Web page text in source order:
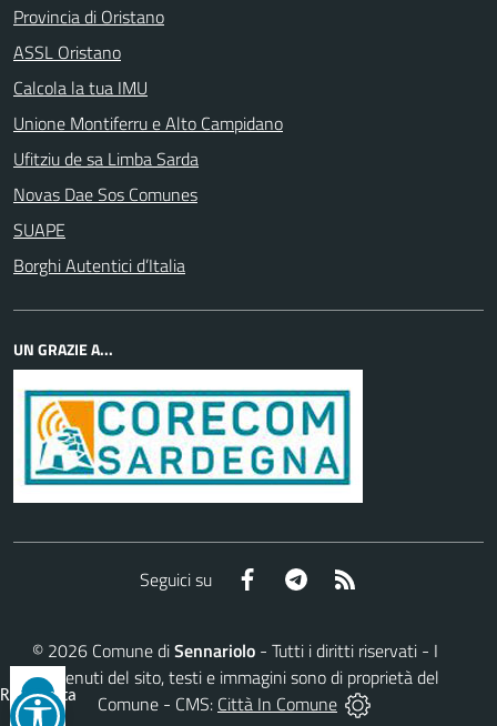
Provincia di Oristano
ASSL Oristano
Calcola la tua IMU
Unione Montiferru e Alto Campidano
Ufitziu de sa Limba Sarda
Novas Dae Sos Comunes
SUAPE
Borghi Autentici d’Italia
UN GRAZIE A...
Seguici su Facebook Telegram
© 2026 Comune diSennariolo - Tutti i diritti riservati - I
contenuti del sito, testi e immagini sono di proprietà del
Comune - CMS: Città In Comune
Reimposta
tutto